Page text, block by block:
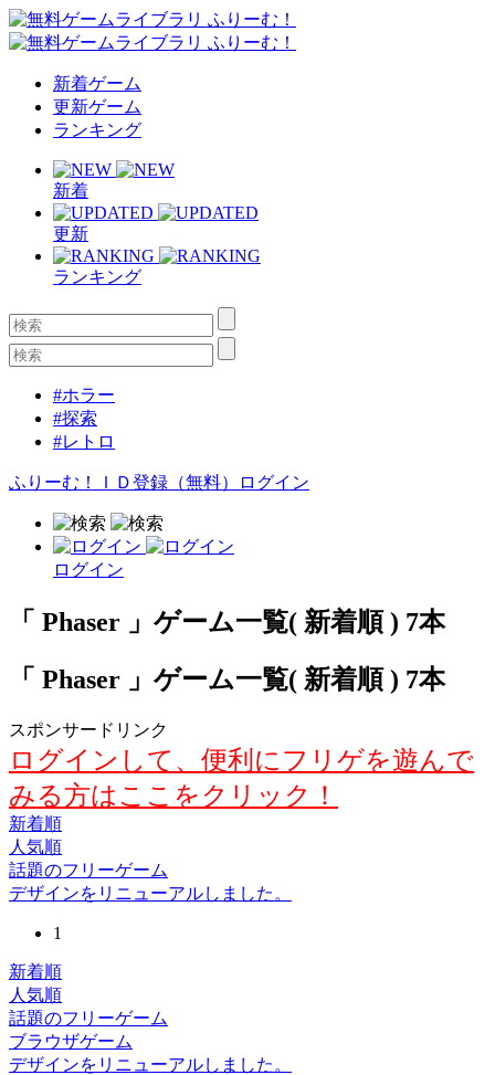
新着ゲーム
更新ゲーム
ランキング
新着
更新
ランキング
#ホラー
#探索
#レトロ
ふりーむ！ＩＤ登録（無料） ログイン
ログイン
「 Phaser 」ゲーム一覧( 新着順 ) 7本
「 Phaser 」ゲーム一覧( 新着順 ) 7本
スポンサードリンク
ログインして、便利にフリゲを遊んで
みる方はここをクリック！
新着順
人気順
話題のフリーゲーム
デザインをリニューアルしました。
1
新着順
人気順
話題のフリーゲーム
ブラウザゲーム
デザインをリニューアルしました。